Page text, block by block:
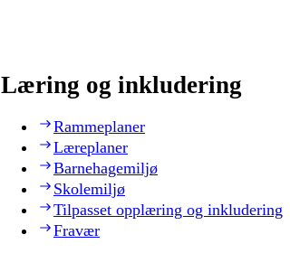
Læring og inkludering
Rammeplaner
Læreplaner
Barnehagemiljø
Skolemiljø
Tilpasset opplæring og inkludering
Fravær